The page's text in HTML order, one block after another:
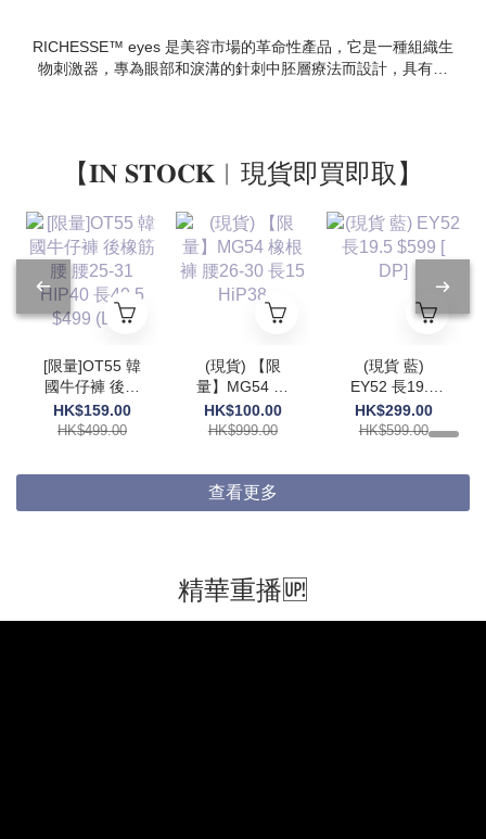
RICHESSE™ eyes 是美容市場的革命性產品，它是一種組織生
物刺激器，專為眼部和淚溝的針刺中胚層療法而設計，具有填
【𝐈𝐍 𝐒𝐓𝐎𝐂𝐊︱現貨即買即取】
[限量]OT55 韓
國牛仔褲 後橡
筋腰 腰25-31
HIP40 長40.5
HK$159.00
HK$499.00
(現貨) 【限
量】MG54 橡
根褲 腰26-30
長15 HiP38
HK$100.00
HK$999.00
(現貨 藍)
EY52 長19.5
$599 [ DP]
HK$299.00
HK$599.00
查看更多
精華重播🆙